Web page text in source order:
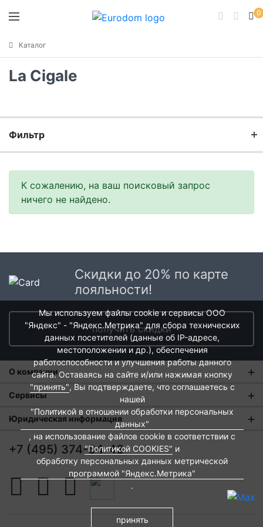
0
Каталог
La Cigale
Фильтр
Коллекция
К сожалению, на ваш поисковый запрос
ничего не найдено.
Скидки до 20% по карте
лояльности!
получить скидки
О компании
О нас
Магазины
Новости
Контакты
Вакансии
Сервисы
Оплата и тарифы доставки
Обмен и возврат
Евродом-бонус
Подарочные сертификаты
Юридическая информация
Пользовательское соглашение
Политика обработки персональных данных
Политика cookies
+7 (495) 374-64-43
Мы используем файлы cookie и сервисы ООО
"Яндекс" - "Яндекс.Метрика" для сбора технических
данных посетителей (данные об IP-адресе,
местоположении и др.), обеспечения
работоспособности и улучшения работы данного
сайта. Оставаясь на сайте и/или нажимая кнопку
"принять", Вы подтверждаете, что соглашаетесь с
нашей
"Политикой в отношении обработки персональных
данных"
, на использование файлов cookie в соответствии с
"Политикой COOKIES" и
обработку персональных данных метрической
программой "Яндекс.Метрика"
.
принять